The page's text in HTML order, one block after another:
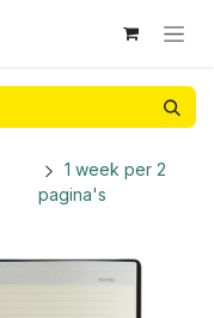
1 week per 2
pagina's